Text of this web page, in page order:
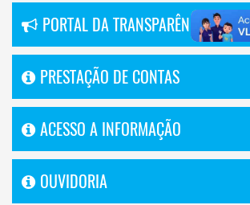
PORTAL DA TRANSPARÊNCIA
PRESTAÇÃO DE CONTAS
ACESSO A INFORMAÇÃO
OUVIDORIA